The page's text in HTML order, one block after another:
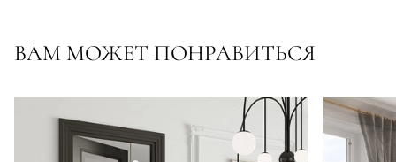
ВАМ МОЖЕТ ПОНРАВИТЬСЯ